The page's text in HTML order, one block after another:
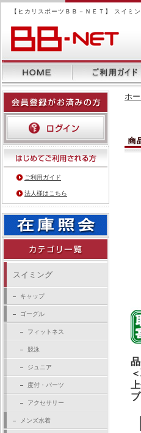
【ヒカリスポーツＢＢ－ＮＥＴ】 スイミ
ご利用ガイド
法人様はこちら
スイミング
キャップ
ゴーグル
フィットネス
競泳
ジュニア
度付・パーツ
アクセサリー
メンズ水着
ホ